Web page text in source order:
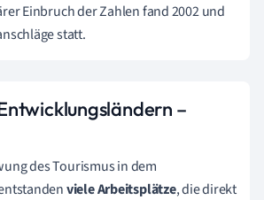
Einbruch der Zahlen fand 2002 und
statt.
–
des Tourismus in dem
viele Arbeitsplätze, die direkt